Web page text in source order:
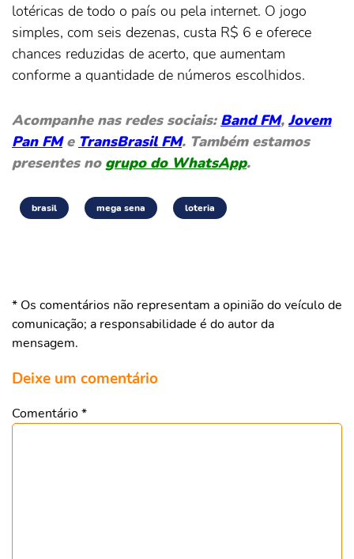
lotéricas de todo o país ou pela internet. O jogo
simples, com seis dezenas, custa R$ 6 e oferece
chances reduzidas de acerto, que aumentam
conforme a quantidade de números escolhidos.
Acompanhe nas redes sociais: Band FM, Jovem
Pan FMe TransBrasil FM. Também estamos
presentes no grupo do WhatsApp.
brasil mega sena loteria
* Os comentários não representam a opinião do veículo de
comunicação; a responsabilidade é do autor da
mensagem.
Deixe um comentário
Comentário*